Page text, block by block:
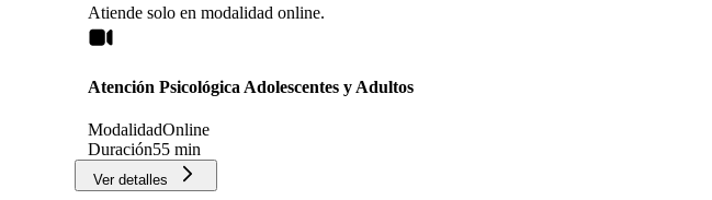
Atiende solo en modalidad online.
Atención Psicológica Adolescentes y Adultos
ModalidadOnline
Duración55 min
Ver detalles